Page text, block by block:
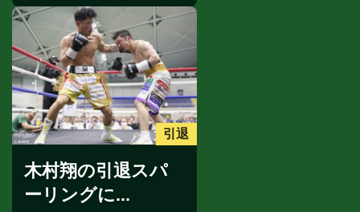
引退
木村翔の引退スパ
ーリングに...